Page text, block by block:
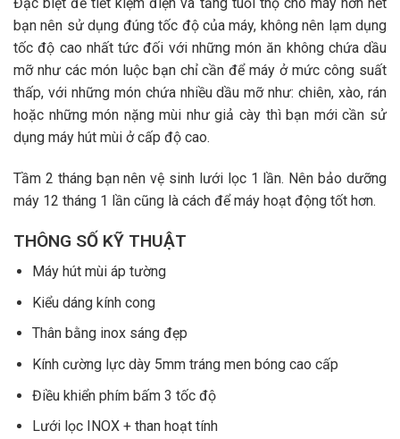
bạn nên sử dụng đúng tốc độ của máy, không nên lạm dụng
tốc độ cao nhất tức đối với những món ăn không chứa dầu
mỡ như các món luộc bạn chỉ cần để máy ở mức công suất
thấp, với những món chứa nhiều dầu mỡ như: chiên, xào, rán
hoặc những món nặng mùi như giả cày thì bạn mới cần sử
dụng máy hút mùi ở cấp độ cao.
Tầm 2 tháng bạn nên vệ sinh lưới lọc 1 lần. Nên bảo dưỡng
máy 12 tháng 1 lần cũng là cách để máy hoạt động tốt hơn.
THÔNG SỐ KỸ THUẬT
Máy hút mùi áp tường
Kiểu dáng kính cong
Thân bằng inox sáng đẹp
Kính cường lực dày 5mm tráng men bóng cao cấp
Điều khiển phím bấm 3 tốc độ
Lưới lọc INOX + than hoạt tính